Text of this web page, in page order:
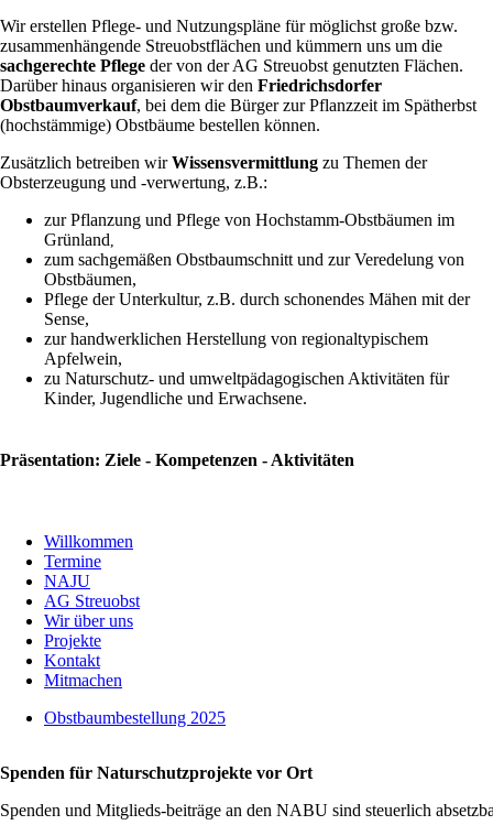
Wir erstellen Pflege- und Nutzungspläne für möglichst große bzw.
zusammenhängende Streuobstflächen und kümmern uns um die
sachgerechte Pflege der von der AG Streuobst genutzten Flächen.
Darüber hinaus organisieren wir den Friedrichsdorfer
Obstbaumverkauf, bei dem die Bürger zur Pflanzzeit im Spätherbst
(hochstämmige) Obstbäume bestellen können.
Zusätzlich betreiben wirWissensvermittlung zu Themen der
Obsterzeugung und -verwertung, z.B.:
zur Pflanzung und Pflege von Hochstamm-Obstbäumen im
Grünland,
zum sachgemäßen Obstbaumschnitt und zur Veredelung von
Obstbäumen,
Pflege der Unterkultur, z.B. durch schonendes Mähen mit der
Sense,
zur handwerklichen Herstellung von regionaltypischem
Apfelwein,
zu Naturschutz- und umweltpädagogischen Aktivitäten für
Kinder, Jugendliche und Erwachsene.
Präsentation: Ziele - Kompetenzen - Aktivitäten
Willkommen
Termine
NAJU
AG Streuobst
Wir über uns
Projekte
Kontakt
Mitmachen
Obstbaumbestellung 2025
Spenden für Naturschutzprojekte vor Ort
Spenden und Mitglieds-beiträge an den NABU sind steuerlich